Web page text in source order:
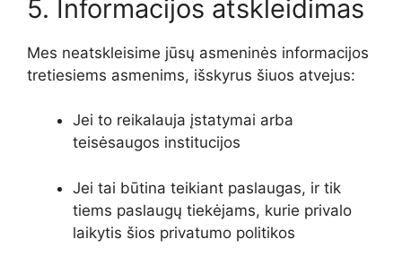
5. Informacijos atskleidimas
Mes neatskleisime jūsų asmeninės informacijos
tretiesiems asmenims, išskyrus šiuos atvejus:
Jei to reikalauja įstatymai arba
teisėsaugos institucijos
Jei tai būtina teikiant paslaugas, ir tik
tiems paslaugų tiekėjams, kurie privalo
laikytis šios privatumo politikos